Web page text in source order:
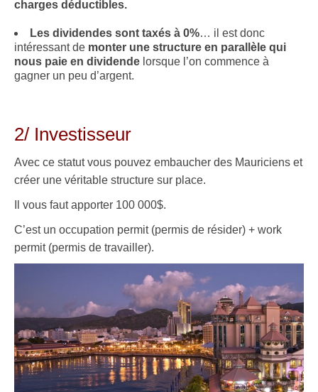
charges déductibles.
Les dividendes sont taxés à 0%… il est donc
intéressant de monter une structure en parallèle qui
nous paie en dividende lorsque l’on commence à
gagner un peu d’argent.
2/ Investisseur
Avec ce statut vous pouvez embaucher des Mauriciens et
créer une véritable structure sur place.
Il vous faut apporter 100 000$.
C’est un occupation permit (permis de résider) + work
permit (permis de travailler).